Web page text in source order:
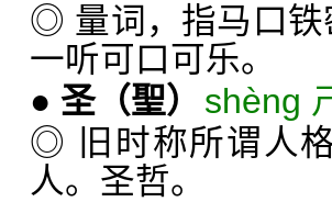
◎ 量词，指马口铁
一听可口可乐。
● 圣（聖）
shèng
◎ 旧时称所谓人
人。圣哲。